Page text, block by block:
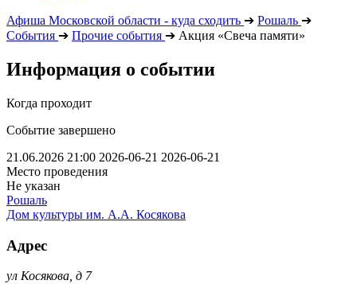
Афиша Московской области - куда сходить ➔ Рошаль ➔
События ➔ Прочие события ➔ Акция «Свеча памяти»
Информация о событии
Когда проходит
Событие завершено
21.06.2026 21:00 2026-06-21 2026-06-21
Место проведения
Не указан
Рошаль
Дом культуры им. А.А. Косякова
Адрес
ул Косякова, д 7